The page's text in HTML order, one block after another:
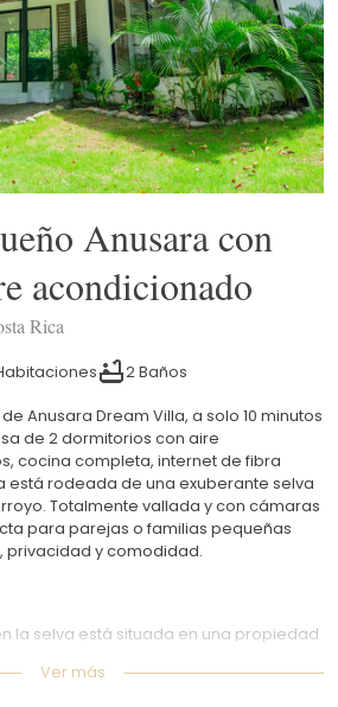
Anusara con
acondicionado
Rica
2 Baños
Anusara Dream Villa, a solo 10 minutos
de 2 dormitorios con aire
cocina completa, internet de fibra
está rodeada de una exuberante selva
Totalmente vallada y con cámaras
para parejas o familias pequeñas
privacidad y comodidad.
la selva está situada en una propiedad
un entorno tranquilo y natural, a la vez
Ver más